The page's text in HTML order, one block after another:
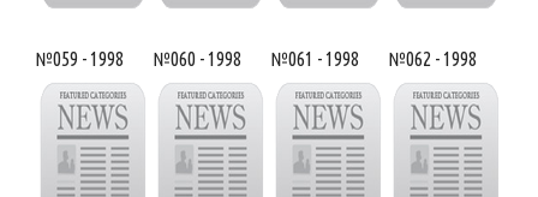
№059 - 1998 №060 - 1998 №061 - 1998 №062 - 1998